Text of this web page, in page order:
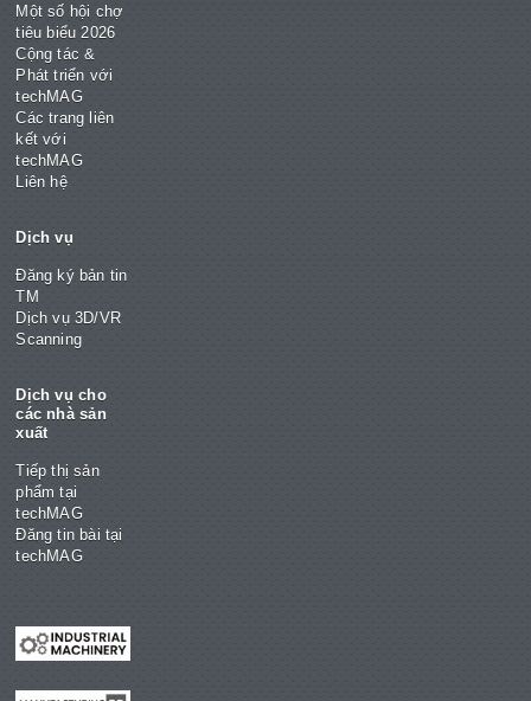
Một số hội chợ
tiêu biểu 2026
Cộng tác &
Phát triển với
techMAG
Các trang liên
kết với
techMAG
Liên hệ
Dịch vụ
Đăng ký bản tin
TM
Dịch vụ 3D/VR
Scanning
Dịch vụ cho
các nhà sản
xuất
Tiếp thị sản
phẩm tại
techMAG
Đăng tin bài tại
techMAG